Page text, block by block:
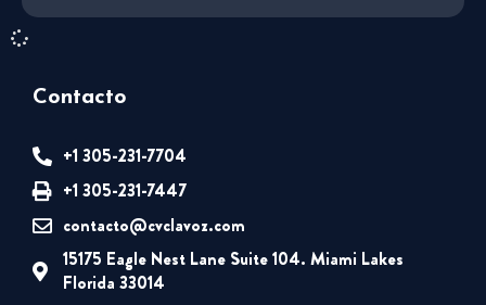
Contacto
+1 305-231-7704
+1 305-231-7447
contacto@cvclavoz.com
15175 Eagle Nest Lane Suite 104. Miami Lakes
Florida 33014